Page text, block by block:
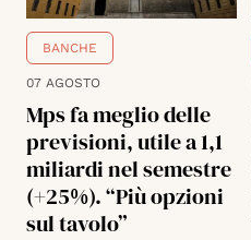
BANCHE
07 AGOSTO
Mps fa meglio delle
previsioni, utile a 1,1
miliardi nel semestre
(+25%). “Più opzioni
sul tavolo”